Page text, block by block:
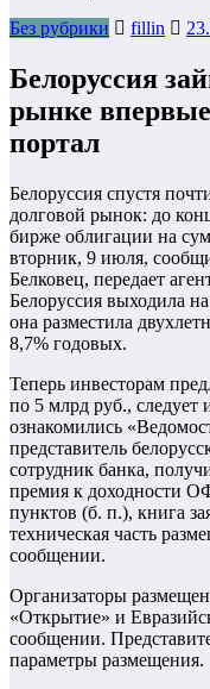
Без рубрики
fillin
Белоруссия
рынке
портал
Белоруссия спустя
долговой рынок: до
бирже облигации на
вторник, 9 июля,
Белковец, передает
Белоруссия выходила
она разместила
8,7% годовых.
Теперь инвесторам
по 5 млрд руб., следует
ознакомились
представитель
сотрудник банка,
премия к доходности
пунктов (б. п.), книга
техническая часть
сообщении.
Организаторы
«Открытие» и
сообщении.
параметры размещения.